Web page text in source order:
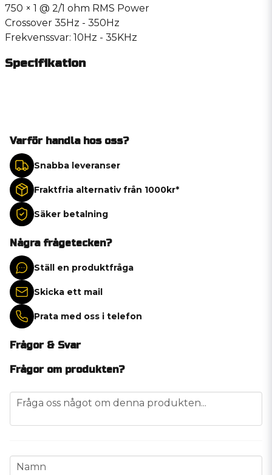
750 × 1 @ 2/1 ohm RMS Power
Crossover 35Hz - 350Hz
Frekvenssvar: 10Hz - 35KHz
Specifikation
Varför handla hos oss?
Snabba leveranser
Fraktfria alternativ från 1000kr*
Säker betalning
Några frågetecken?
Ställ en produktfråga
Skicka ett mail
Prata med oss i telefon
Frågor & Svar
Frågor om produkten?
question
Fråga oss något om denna produkten...
name
Namn